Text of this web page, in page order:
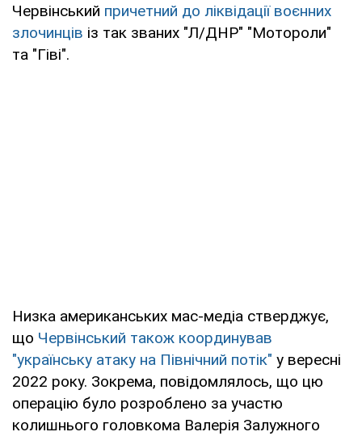
Червінський причетний до ліквідації воєнних
злочинців із так званих "Л/ДНР" "Мотороли"
та "Гіві".
Низка американських мас-медіа стверджує,
що Червінський також координував
"українську атаку на Північний потік" у вересні
2022 року. Зокрема, повідомлялось, що цю
операцію було розроблено за участю
колишнього головкома Валерія Залужного